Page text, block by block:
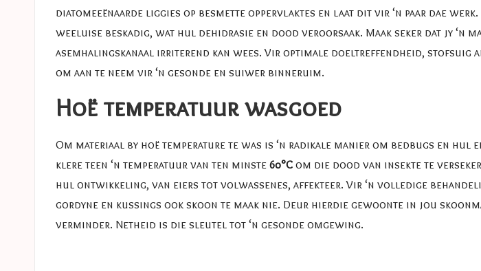
diatomeeënaarde liggies op besmette oppervlaktes en laat dit vir ‘n paar dae werk.
weeluise beskadig, wat hul dehidrasie en dood veroorsaak. Maak seker dat jy ‘n
asemhalingskanaal irriterend kan wees. Vir optimale doeltreffendheid, stofsuig
om aan te neem vir ‘n gesonde en suiwer binneruim.
Hoë temperatuur wasgoed
Om materiaal by hoë temperature te was is ‘n radikale manier om bedbugs en
klere teen ‘n temperatuur van ten minste 60°C om die dood van insekte te
hul ontwikkeling, van eiers tot volwassenes, affekteer. Vir ‘n volledige
gordyne en kussings ook skoon te maak nie. Deur hierdie gewoonte in jou
verminder. Netheid is die sleutel tot ‘n gesonde omgewing.